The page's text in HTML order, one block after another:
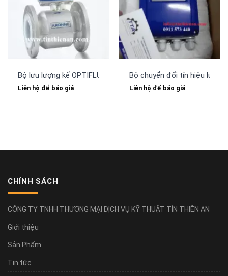
Bộ lưu lượng kế OPTIFLUX 2100 C Krohne
Liên hệ để báo giá
Bộ chuyển đổi tín hiệu lưu
Liên hệ để báo giá
CHÍNH SÁCH
CÔNG TY TNHH THƯƠNG MẠI DỊCH VỤ KỸ THUẬT TÍN THIÊN AN
Giới thiệu
Sản Phẩm
Tin tức